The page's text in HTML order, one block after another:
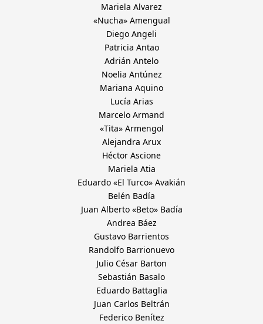
Mariela Alvarez
«Nucha» Amengual
Diego Angeli
Patricia Antao
Adrián Antelo
Noelia Antúnez
Mariana Aquino
Lucía Arias
Marcelo Armand
«Tita» Armengol
Alejandra Arux
Héctor Ascione
Mariela Atia
Eduardo «El Turco» Avakián
Belén Badía
Juan Alberto «Beto» Badía
Andrea Báez
Gustavo Barrientos
Randolfo Barrionuevo
Julio César Barton
Sebastián Basalo
Eduardo Battaglia
Juan Carlos Beltrán
Federico Benítez